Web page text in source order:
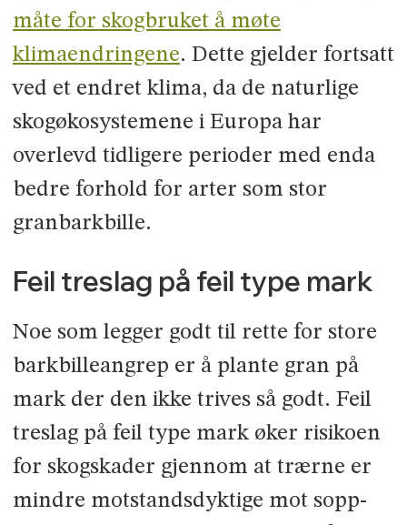
måte for skogbruket å møte
klimaendringene. Dette gjelder fortsatt
ved et endret klima, da de naturlige
skogøkosystemene i Europa har
overlevd tidligere perioder med enda
bedre forhold for arter som stor
granbarkbille.
Feil treslag på feil type mark
Noe som legger godt til rette for store
barkbilleangrep er å plante gran på
mark der den ikke trives så godt. Feil
treslag på feil type mark øker risikoen
for skogskader gjennom at trærne er
mindre motstandsdyktige mot sopp-